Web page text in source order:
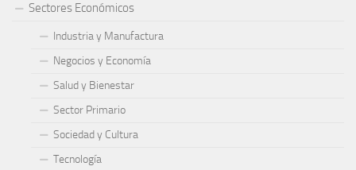
Sectores Económicos
Industria y Manufactura
Negocios y Economía
Salud y Bienestar
Sector Primario
Sociedad y Cultura
Tecnología